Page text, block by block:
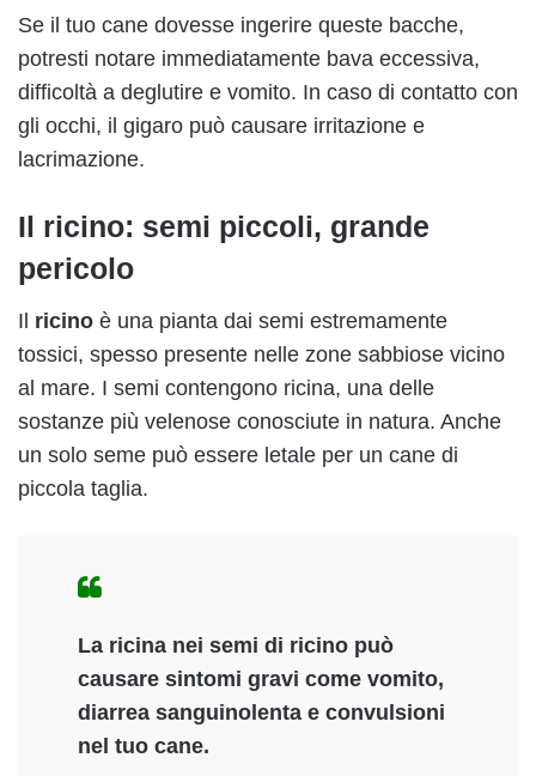
Se il tuo cane dovesse ingerire queste bacche,
potresti notare immediatamente bava eccessiva,
difficoltà a deglutire e vomito. In caso di contatto con
gli occhi, il gigaro può causare irritazione e
lacrimazione.
Il ricino: semi piccoli, grande
pericolo
Il ricino è una pianta dai semi estremamente
tossici, spesso presente nelle zone sabbiose vicino
al mare. I semi contengono ricina, una delle
sostanze più velenose conosciute in natura. Anche
un solo seme può essere letale per un cane di
piccola taglia.
La ricina nei semi di ricino può
causare sintomi gravi come vomito,
diarrea sanguinolenta e convulsioni
nel tuo cane.